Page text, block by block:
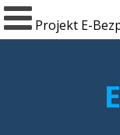
Projekt E-